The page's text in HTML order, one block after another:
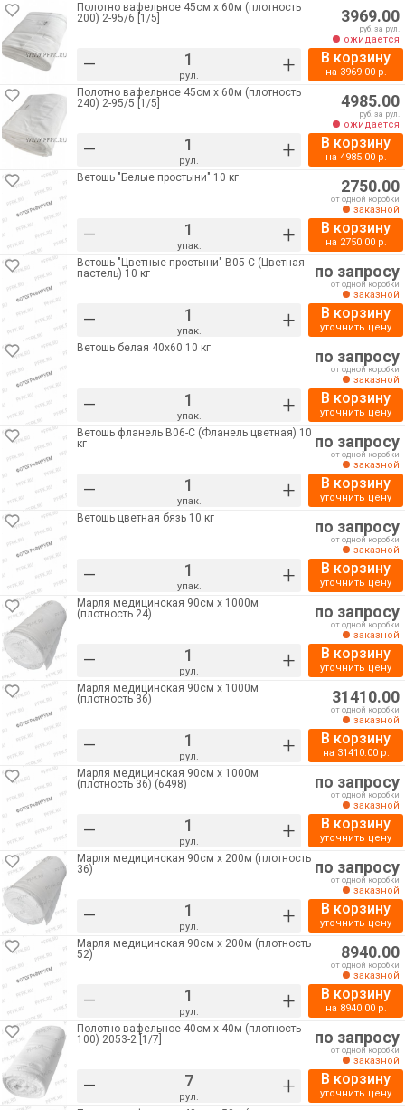
Полотно вафельное 45см х 60м (плотность
200) 2-95/6 [1/5]
– рул. +
3969.00
руб. за рул.
ожидается
В корзину
на 3969.00р.
Полотно вафельное 45см х 60м (плотность
240) 2-95/5 [1/5]
– рул. +
4985.00
руб. за рул.
ожидается
В корзину
на 4985.00р.
Ветошь "Белые простыни" 10 кг
– упак. +
2750.00
от одной коробки
заказной
В корзину
на 2750.00р.
Ветошь "Цветные простыни" В05-С (Цветная
пастель) 10 кг
– упак. +
по запросу
от одной коробки
заказной
В корзину
уточнить цену
Ветошь белая 40х60 10 кг
– упак. +
по запросу
от одной коробки
заказной
В корзину
уточнить цену
Ветошь фланель В06-С (Фланель цветная) 10
кг
– упак. +
по запросу
от одной коробки
заказной
В корзину
уточнить цену
Ветошь цветная бязь 10 кг
– упак. +
по запросу
от одной коробки
заказной
В корзину
уточнить цену
Марля медицинская 90см х 1000м
(плотность 24)
– рул. +
по запросу
от одной коробки
заказной
В корзину
уточнить цену
Марля медицинская 90см х 1000м
(плотность 36)
– рул. +
31410.00
от одной коробки
заказной
В корзину
на 31410.00р.
Марля медицинская 90см х 1000м
(плотность 36) (6498)
– рул. +
по запросу
от одной коробки
заказной
В корзину
уточнить цену
Марля медицинская 90см х 200м (плотность
36)
– рул. +
по запросу
от одной коробки
заказной
В корзину
уточнить цену
Марля медицинская 90см х 200м (плотность
52)
– рул. +
8940.00
от одной коробки
заказной
В корзину
на 8940.00р.
Полотно вафельное 40см х 40м (плотность
100) 2053-2 [1/7]
– рул. +
по запросу
от одной коробки
заказной
В корзину
уточнить цену